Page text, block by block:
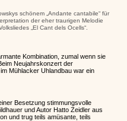
schönem „Andante cantabile“ für
der eher traurigen Melodie
„El Cant dels Ocells“.
Kombination, zumal wenn sie
Neujahrskonzert der
Mühlacker Uhlandbau war ein
Besetzung stimmungsvolle
und Autor Hatto Zeidler aus
und trug teils amüsante, teils